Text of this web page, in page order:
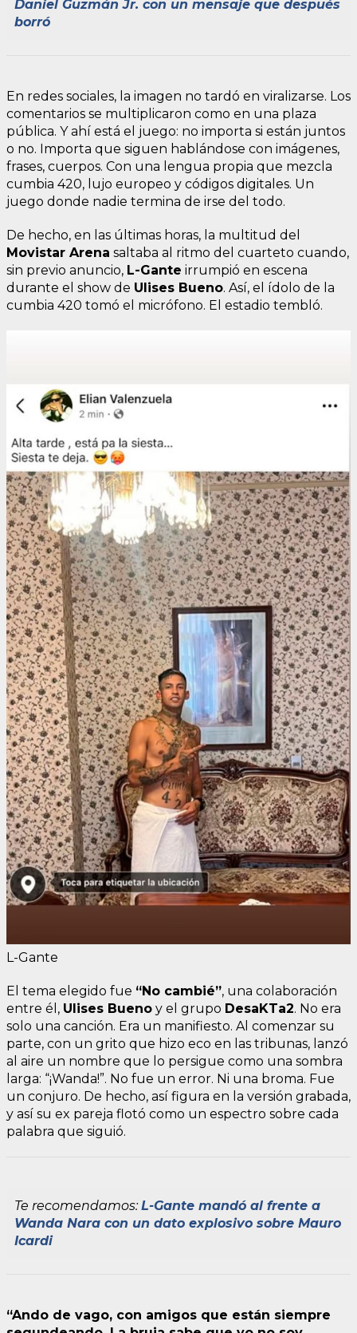
Daniel Guzmán Jr. con un mensaje que después
borró
En redes sociales, la imagen no tardó en viralizarse. Los
comentarios se multiplicaron como en una plaza
pública. Y ahí está el juego: no importa si están juntos
o no. Importa que siguen hablándose con imágenes,
frases, cuerpos. Con una lengua propia que mezcla
cumbia 420, lujo europeo y códigos digitales. Un
juego donde nadie termina de irse del todo.
De hecho, en las últimas horas, la multitud del
Movistar Arena saltaba al ritmo del cuarteto cuando,
sin previo anuncio, L-Gante irrumpió en escena
durante el show de Ulises Bueno. Así, el ídolo de la
cumbia 420 tomó el micrófono. El estadio tembló.
L-Gante
El tema elegido fue “No cambié”, una colaboración
entre él, Ulises Bueno y el grupo DesaKTa2. No era
solo una canción. Era un manifiesto. Al comenzar su
parte, con un grito que hizo eco en las tribunas, lanzó
al aire un nombre que lo persigue como una sombra
larga: “¡Wanda!”. No fue un error. Ni una broma. Fue
un conjuro. De hecho, así figura en la versión grabada,
y así su ex pareja flotó como un espectro sobre cada
palabra que siguió.
Te recomendamos:L-Gante mandó al frente a
Wanda Nara con un dato explosivo sobre Mauro
Icardi
“Ando de vago, con amigos que están siempre